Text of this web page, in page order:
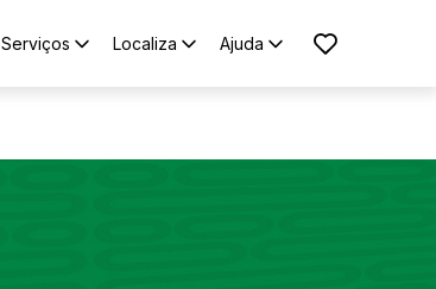
Serviços Localiza Ajuda